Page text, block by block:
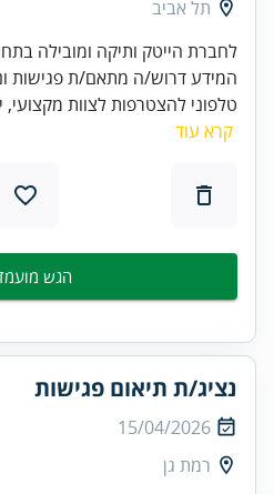
תל אביב
לחברת הייטק ותיקה ומובילה
המידע דרוש/ה מתאם/ת פגישות
טלפוני להצטרפות לצוות מקצועי,
קרא עוד
הגש
נציג/ת תיאום פגישות
15/04/2026
רמת גן